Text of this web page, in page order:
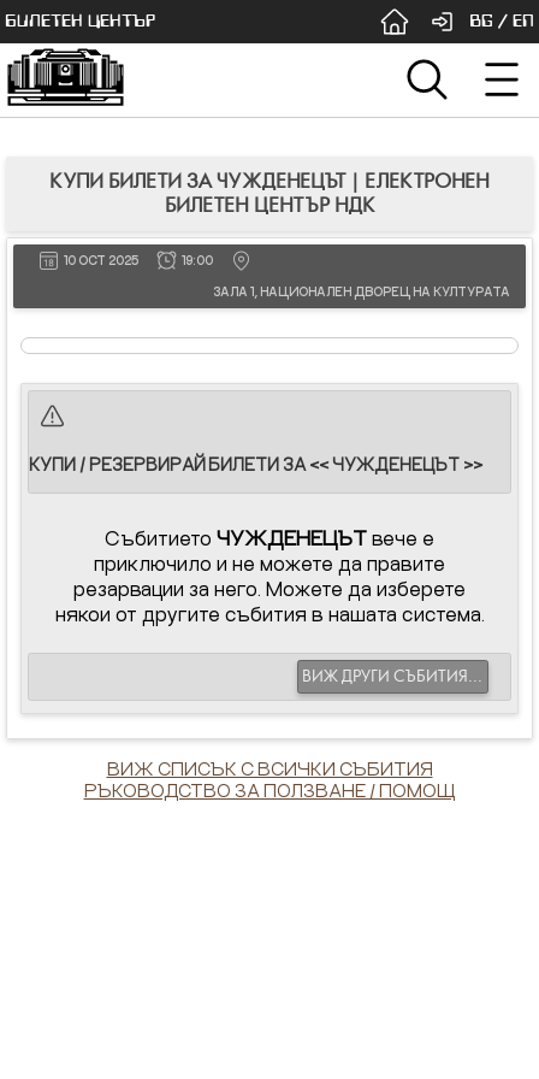
БИЛЕТЕН ЦЕНТЪР BG / EN
КУПИ БИЛЕТИ ЗА ЧУЖДЕНЕЦЪТ | ЕЛЕКТРОНЕН
БИЛЕТЕН ЦЕНТЪР НДК
10 OCT 2025
19:00
ЗАЛА 1, НАЦИОНАЛЕН ДВОРЕЦ НА КУЛТУРАТА
КУПИ / РЕЗЕРВИРАЙ БИЛЕТИ ЗА << ЧУЖДЕНЕЦЪТ >>
Събитието ЧУЖДЕНЕЦЪТвече е
приключило и не можете да правите
резарвации за него. Можете да изберете
някои от другите събития в нашата система.
ВИЖ ДРУГИ СЪБИТИЯ...
ВИЖ СПИСЪК С ВСИЧКИ СЪБИТИЯ
РЪКОВОДСТВО ЗА ПОЛЗВАНЕ / ПОМОЩ